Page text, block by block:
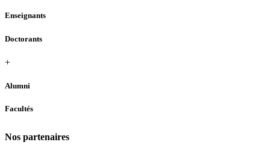
Enseignants
Doctorants
+
Alumni
Facultés
Nos partenaires